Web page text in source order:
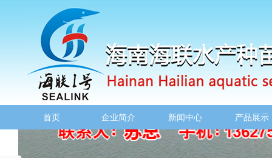
首页 企业简介 新闻中心 产品展示